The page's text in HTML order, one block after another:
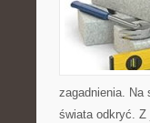
zagadnienia. Na
świata odkryć. Z